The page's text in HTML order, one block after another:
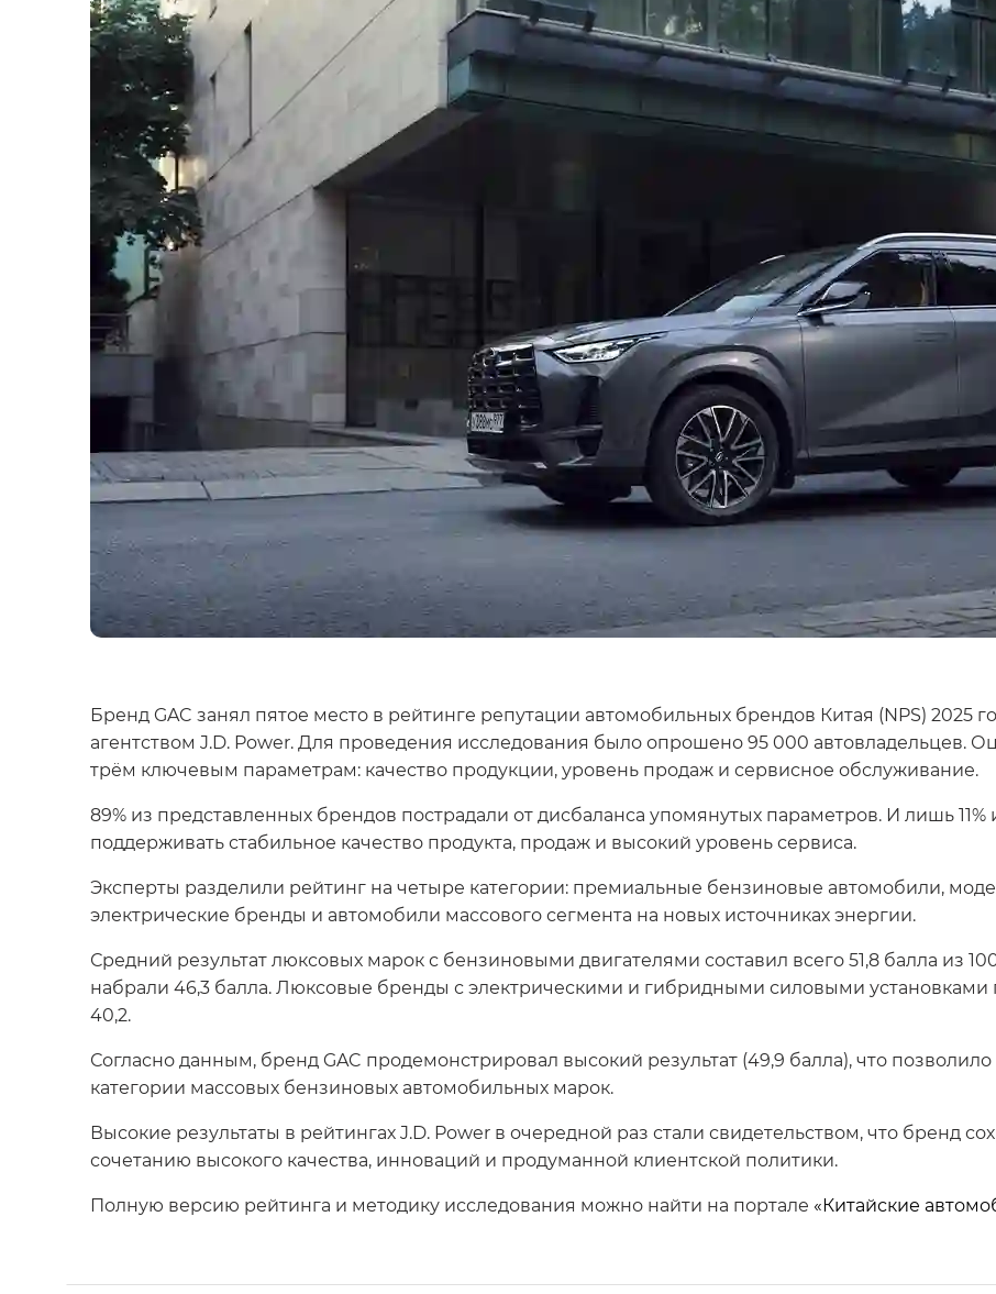
Бренд GAC занял пятое место в рейтинге репутации автомобильных брендов Китая (NPS) 2025
агентством J.D. Power. Для проведения исследования было опрошено 95 000 автовладельцев.
трём ключевым параметрам: качество продукции, уровень продаж и сервисное обслуживание.
89% из представленных брендов пострадали от дисбаланса упомянутых параметров. И лишь
поддерживать стабильное качество продукта, продаж и высокий уровень сервиса.
Эксперты разделили рейтинг на четыре категории: премиальные бензиновые автомобили,
электрические бренды и автомобили массового сегмента на новых источниках энергии.
Средний результат люксовых марок с бензиновыми двигателями составил всего 51,8 балла из
набрали 46,3 балла. Люксовые бренды с электрическими и гибридными силовыми установками
40,2.
Согласно данным, бренд GAC продемонстрировал высокий результат (49,9 балла), что
категории массовых бензиновых автомобильных марок.
Высокие результаты в рейтингах J.D. Power в очередной раз стали свидетельством, что бренд
сочетанию высокого качества, инноваций и продуманной клиентской политики.
Полную версию рейтинга и методику исследования можно найти на портале «Китайские